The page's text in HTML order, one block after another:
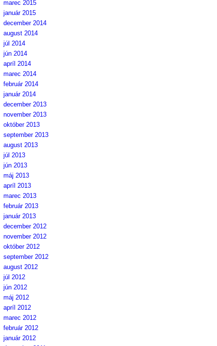
marec 2015
január 2015
december 2014
august 2014
júl 2014
jún 2014
apríl 2014
marec 2014
február 2014
január 2014
december 2013
november 2013
október 2013
september 2013
august 2013
júl 2013
jún 2013
máj 2013
apríl 2013
marec 2013
február 2013
január 2013
december 2012
november 2012
október 2012
september 2012
august 2012
júl 2012
jún 2012
máj 2012
apríl 2012
marec 2012
február 2012
január 2012